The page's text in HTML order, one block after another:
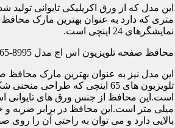
این مدل که از ورق اکریلیکی تایوانی
متری که دارد به عنوان بهترین مارک
نمایشگرهای 24 اینچی است.
محافظ صفحه تلویزیون اس اچ مدل S_65-8995
این مدل نیز به عنوان بهترین مارک محافظ
تلویزیون های 65 اینچی که طراحی
میلی متر است.این محافظ در برابر
بالایی دارد و می توان به راحتی آن را روی